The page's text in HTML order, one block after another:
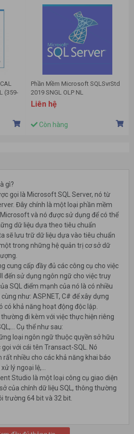
(359-
Phần Mềm Microsoft SQLSvrStd
2019 SNGL OLP NL
Liên hệ
Còn hàng
là gì?
gọi là Microsoft SQL Server, nó từ
Đây chính là một loại phần mềm
và nó được sử dụng để có thể
dữ liệu dựa theo tiêu chuẩn
sẽ lưu trữ dữ liệu dựa vào tiêu chuẩn
trong những hệ quản trị cơ sở dữ
cung cấp đầy đủ các công cụ cho việc
đến sử dụng ngôn ngữ cho việc truy
SQL điểm mạnh của nó là có nhiều
như: ASP.NET, C# để xây dựng
có khả năng hoạt động độc lập.
đi kèm với việc thực hiện riêng
Cụ thể như sau:
loại ngôn ngữ thuộc quyền sở hữu
với cái tên Transact-SQL. Nó
nhiều cho các khả năng khai báo
lý ngoại lệ,…
Studio là một loại công cụ giao diện
của chính dữ liệu SQL, thông thường
trường 64 bit và 32 bit.